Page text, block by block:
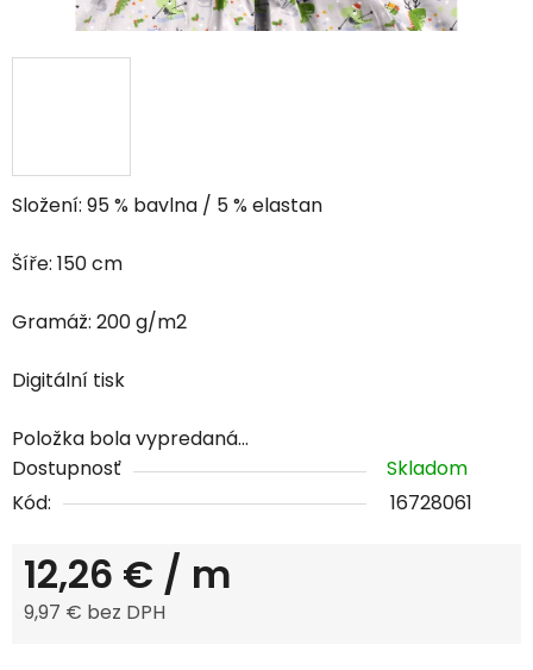
Složení: 95 % bavlna / 5 % elastan
Šíře: 150 cm
Gramáž: 200 g/m2
Digitální tisk
Položka bola vypredaná…
Dostupnosť
Skladom
Kód:
16728061
12,26 € / m
9,97 € bez DPH